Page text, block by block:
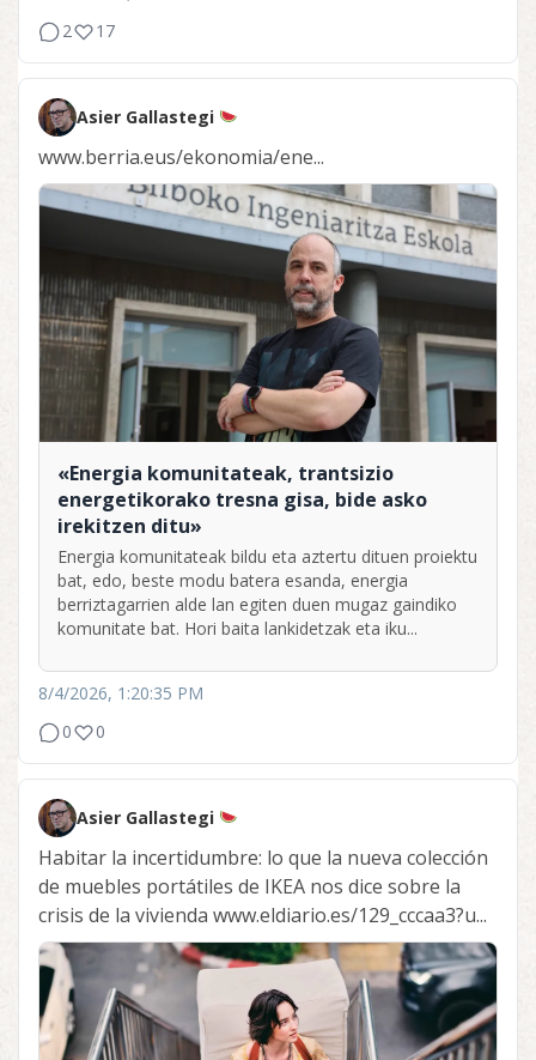
2
17
Asier Gallastegi
www.berria.eus/ekonomia/ene...
«Energia komunitateak, trantsizio
energetikorako tresna gisa, bide asko
irekitzen ditu»
Energia komunitateak bildu eta aztertu dituen proiektu
bat, edo, beste modu batera esanda, energia
berriztagarrien alde lan egiten duen mugaz gaindiko
komunitate bat. Hori baita lankidetzak eta iku...
8/4/2026, 1:20:35 PM
0
0
Asier Gallastegi
Habitar la incertidumbre: lo que la nueva colección
de muebles portátiles de IKEA nos dice sobre la
crisis de la vivienda www.eldiario.es/129_cccaa3?u...